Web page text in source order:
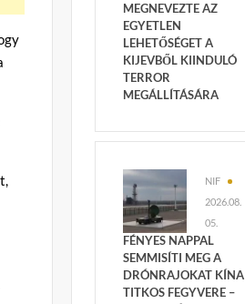
MEGNEVEZTE AZ
EGYETLEN
LEHETŐSÉGET A
KIJEVBŐL KIINDULÓ
TERROR
MEGÁLLÍTÁSÁRA
NIF
2026.08.
05.
FÉNYES NAPPAL
SEMMISÍTI MEG A
DRÓNRAJOKAT KÍNA
TITKOS FEGYVERE –